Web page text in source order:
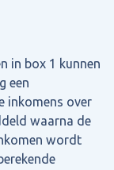
in box 1 kunnen
een
inkomens over
waarna de
wordt